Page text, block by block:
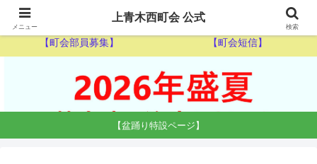
【ゴミ収集カレンダー】 【休日当番医】
【町会部員募集】 【町会短信】
【盆踊り特設ページ】
メニュー
上青木西町会 公式
検索